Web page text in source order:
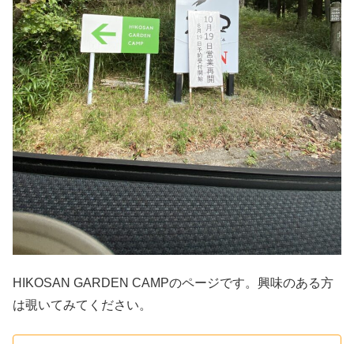
HIKOSAN GARDEN CAMPのページです。興味のある方
は覗いてみてください。